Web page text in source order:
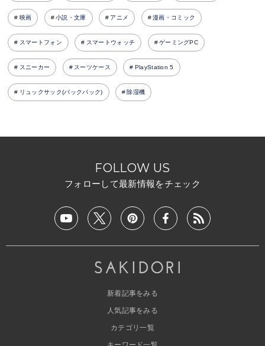
映画 小説・文庫 アニメ 漫画・コミック
スマートフォン スマートウォッチ ゲーミングPC
スニーカー スーツケース PlayStation 5
リュックサック(バックパック) 除湿機
FOLLOW US
フォローして最新情報をチェック
新着記事をみる
人気記事をみる
カテゴリ一覧